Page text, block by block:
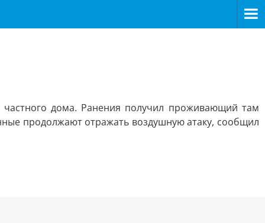
частного дома. Ранения получил проживающий там
продолжают отражать воздушную атаку, сообщил